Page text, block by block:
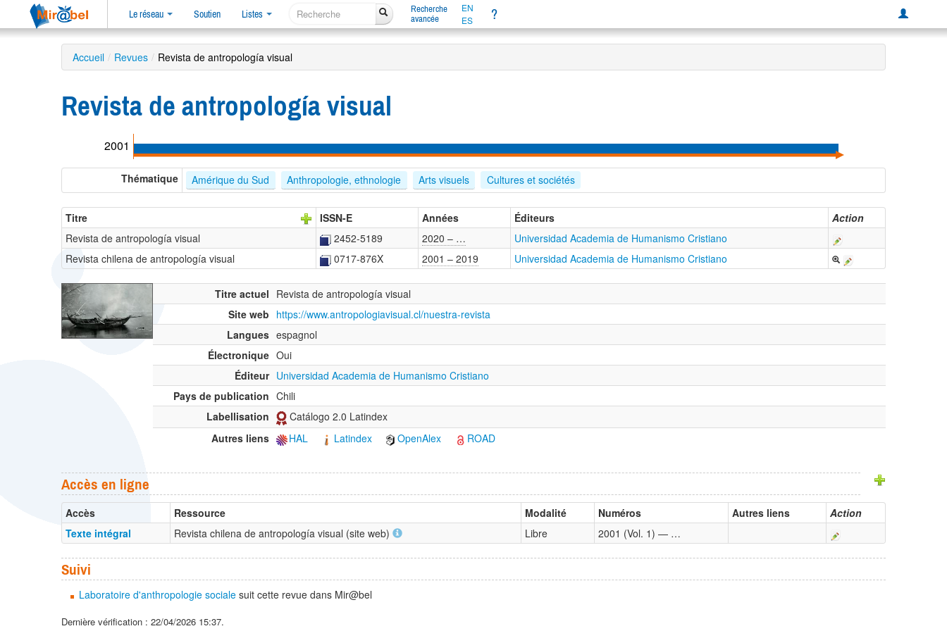
Le réseau Soutien Listes
Recherche
avancée
EN
ES
?
Accueil / Revues / Revista de antropología visual
Revista de antropología visual
2001
Thématique Amérique du Sud Anthropologie, ethnologie Arts visuels Cultures et sociétés
Titre ISSN-E Années Éditeurs
Action
Revista de antropología visual
2452-5189 2020 – …
Universidad Academia de Humanismo Cristiano
Revista chilena de antropología visual
0717-876X 2001 – 2019 Universidad Academia de Humanismo Cristiano
Titre actuel Revista de antropología visual
Site web https://www.antropologiavisual.cl/nuestra-revista
Langues espagnol
Électronique Oui
Éditeur Universidad Academia de Humanismo Cristiano
Pays de publication Chili
Labellisation
Catálogo 2.0 Latindex
Autres liens
HAL Latindex OpenAlex ROAD
Accès en ligne
Accès Ressource Modalité Numéros Autres liens
Action
Texte intégral
Revista chilena de antropología visual (site web) Libre 2001 (Vol. 1) — …
Suivi
Laboratoire d'anthropologie sociale suit cette revue dans Mir@bel
Dernière vérification : 22/04/2026 15:37.